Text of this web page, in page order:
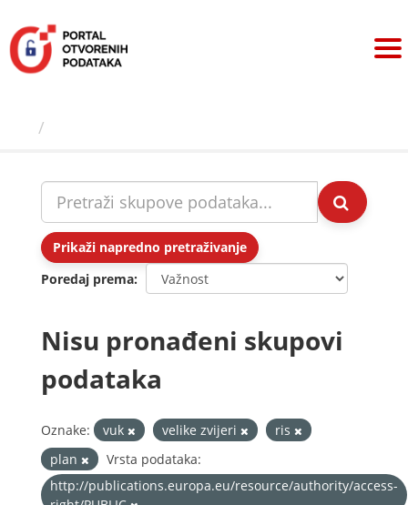
sadržaj
Prikaži napredno pretraživanje
Poredaj prema
Nisu pronađeni skupovi
podataka
Oznake: vuk velike zvijeri
ris
plan
Vrsta podataka:
http://publications.europa.eu/resource/authority/access-